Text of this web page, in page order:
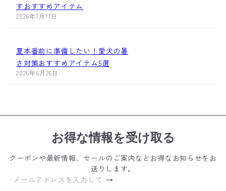
すおすすめアイテム
2026年7月17日
夏本番前に準備したい！愛犬の暑
さ対策おすすめアイテム5選
2026年6月26日
お得な情報を受け取る
クーポンや最新情報、セールのご案内などお得なお知らせをお
送りします。
購
メ